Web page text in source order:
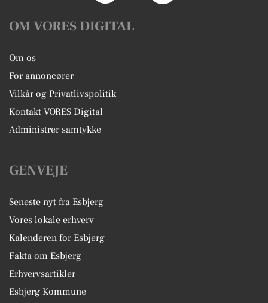
OM VORES DIGITAL
Om os
For annoncører
Vilkår og Privatlivspolitik
Kontakt VORES Digital
Administrer samtykke
GENVEJE
Seneste nyt fra Esbjerg
Vores lokale erhverv
Kalenderen for Esbjerg
Fakta om Esbjerg
Erhvervsartikler
Esbjerg Kommune